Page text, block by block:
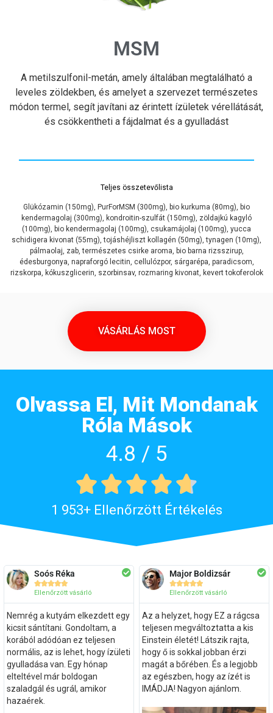
MSM
A metilszulfonil-metán, amely általában megtalálható a
leveles zöldekben, és amelyet a szervezet természetes
módon termel, segít javítani az érintett ízületek vérellátását,
és csökkentheti a fájdalmat és a gyulladást
Teljes összetevőlista
Glükózamin (150mg), PurForMSM (300mg), bio kurkuma (80mg), bio
kendermagolaj (300mg), kondroitin-szulfát (150mg), zöldajkú kagyló
(100mg), bio kendermagolaj (100mg), csukamájolaj (100mg), yucca
schidigera kivonat (55mg), tojáshéjliszt kollagén (50mg), tynagen (10mg),
pálmaolaj, zab, természetes csirke aroma, bio barna rizsszirup,
édesburgonya, napraforgó lecitin, cellulózpor, sárgarépa, paradicsom,
rizskorpa, kókuszglicerin, szorbinsav, rozmaring kivonat, kevert tokoferolok
VÁSÁRLÁS MOST
Olvassa El, Mit Mondanak
Róla Mások
4.8 / 5

1 953+ Ellenőrzött Értékelés
Soós Réka

Ellenőrzött vásárló
Nemrég a kutyám elkezdett egy
kicsit sántítani. Gondoltam, a
korából adódóan ez teljesen
normális, az is lehet, hogy ízületi
gyulladása van. Egy hónap
elteltével már boldogan
szaladgál és ugrál, amikor
hazaérek.
Major Boldizsár

Ellenőrzött vásárló
Az a helyzet, hogy EZ a rágcsa
teljesen megváltoztatta a kis
Einstein életét! Látszik rajta,
hogy ő is sokkal jobban érzi
magát a bőrében. És a legjobb
az egészben, hogy az ízét is
IMÁDJA! Nagyon ajánlom.